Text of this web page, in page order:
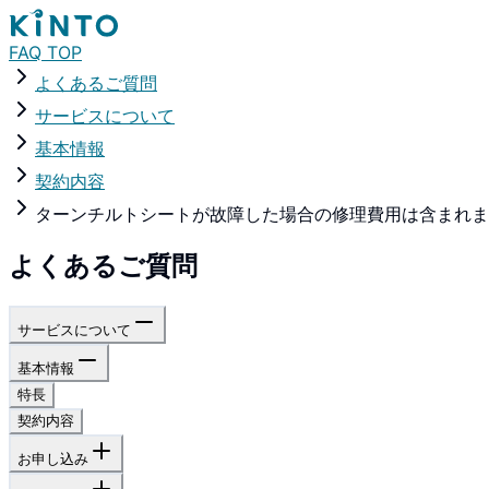
FAQ TOP
よくあるご質問
サービスについて
基本情報
契約内容
ターンチルトシートが故障した場合の修理費用は含まれ
よくあるご質問
サービスについて
基本情報
特長
契約内容
お申し込み